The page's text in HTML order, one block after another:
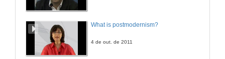
What is postmodernism?
4 de out. de 2011